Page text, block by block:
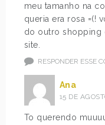
meu tamanho na
queria era rosa =(!
do outro shopping
site.
RESPONDER ESSE
Ana
15 DE
To querendo